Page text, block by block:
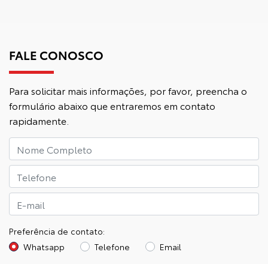
FALE CONOSCO
Para solicitar mais informações, por favor, preencha o
formulário abaixo que entraremos em contato
rapidamente.
Preferência de contato:
Whatsapp
Telefone
Email